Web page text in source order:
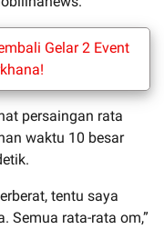
Gelar 2 Event
persaingan rata
waktu 10 besar
tentu saya
Semua rata-rata om,”